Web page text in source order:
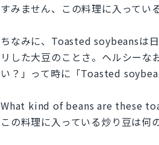
すみません、この料理に入ってい
ちなみに、Toasted soybeansは
リした大豆のことさ。ヘルシーな
い？」って時に「Toasted
What kind of beans are these
この料理に入っている炒り豆は何